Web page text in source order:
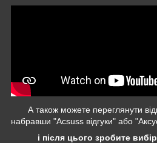
А також можете переглянути
набравши "Acsuss відгуки" або
і після цього зробите